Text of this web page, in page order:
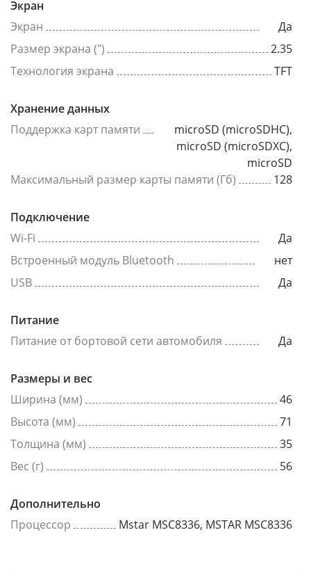
Экран
Экран
Да
Размер экрана (")
2.35
Технология экрана
TFT
Хранение данных
Поддержка карт памяти
microSD (microSDHC),
microSD (microSDXC),
microSD
Максимальный размер карты памяти (Гб)
128
Подключение
Wi-Fi
Да
Встроенный модуль Bluetooth
нет
USB
Да
Питание
Питание от бортовой сети автомобиля
Да
Размеры и вес
Ширина (мм)
46
Высота (мм)
71
Толщина (мм)
35
Вес (г)
56
Дополнительно
Процессор
Mstar MSC8336, MSTAR MSC8336